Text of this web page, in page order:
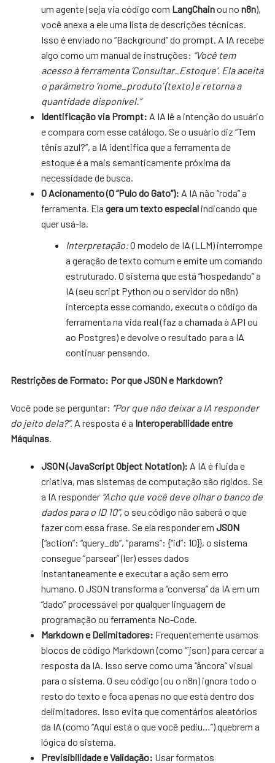
um agente (seja via código com LangChainou non8n),
você anexa a ele uma lista de descrições técnicas.
Isso é enviado no “Background” do prompt. A IA recebe
algo como um manual de instruções: “Você tem
acesso à ferramenta ‘Consultar_Estoque’. Ela aceita
o parâmetro ‘nome_produto’ (texto) e retorna a
quantidade disponível.”
Identificação via Prompt: A IA lê a intenção do usuário
e compara com esse catálogo. Se o usuário diz “Tem
tênis azul?”, a IA identifica que a ferramenta de
estoque é a mais semanticamente próxima da
necessidade de busca.
O Acionamento (O “Pulo do Gato”): A IA não “roda” a
ferramenta. Elagera um texto especial indicando que
quer usá-la.
Interpretação:O modelo de IA (LLM) interrompe
a geração de texto comum e emite um comando
estruturado. O sistema que está “hospedando” a
IA (seu script Python ou o servidor do n8n)
intercepta esse comando, executa o código da
ferramenta na vida real (faz a chamada à API ou
ao Postgres) e devolve o resultado para a IA
continuar pensando.
Restrições de Formato: Por que JSON e Markdown?
Você pode se perguntar: “Por que não deixar a IA responder
do jeito dela?”. A resposta é a Interoperabilidade entre
Máquinas
JSON (JavaScript Object Notation): A IA é fluida e
criativa, mas sistemas de computação são rígidos. Se
a IA responder “Acho que você deve olhar o banco de
dados para o ID 10”, o seu código não saberá o que
fazer com essa frase. Se ela responder emJSON
{“action”: “query_db”, “params”: {“id”: 10}}, o sistema
consegue “parsear” (ler) esses dados
instantaneamente e executar a ação sem erro
humano. O JSON transforma a “conversa” da IA em um
“dado” processável por qualquer linguagem de
programação ou ferramenta No-Code.
Markdown e Delimitadores: Frequentemente usamos
blocos de código Markdown (como “`json) para cercar a
resposta da IA. Isso serve como uma “âncora” visual
para o sistema. O seu código (ou o n8n) ignora todo o
resto do texto e foca apenas no que está dentro dos
delimitadores. Isso evita que comentários aleatórios
da IA (como “Aqui está o que você pediu…”) quebrem a
lógica do sistema.
Previsibilidade e Validação: Usar formatos